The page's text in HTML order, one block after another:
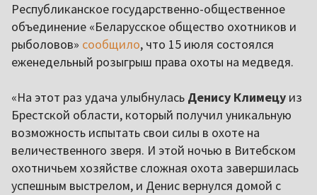
Республиканское государственно-общественное
объединение «Беларусское общество охотников и
рыболовов» сообщило, что 15 июля состоялся
еженедельный розыгрыш права охоты на медведя.
«На этот раз удача улыбнулась Денису Климецу из
Брестской области, который получил уникальную
возможность испытать свои силы в охоте на
величественного зверя. И этой ночью в Витебском
охотничьем хозяйстве сложная охота завершилась
успешным выстрелом, и Денис вернулся домой с